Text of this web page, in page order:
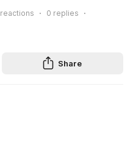
reactions 0 replies
Share